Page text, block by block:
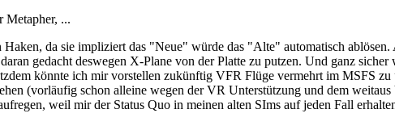
Metapher, ...
Haken, da sie impliziert das "Neue" würde das "Alte" automatisch
gedacht deswegen X-Plane von der Platte zu putzen. Und ganz
könnte ich mir vorstellen zukünftig VFR Flüge vermehrt im MSFS
(vorläufig schon alleine wegen der VR Unterstützung und dem
weil mir der Status Quo in meinen alten SIms auf jeden Fall